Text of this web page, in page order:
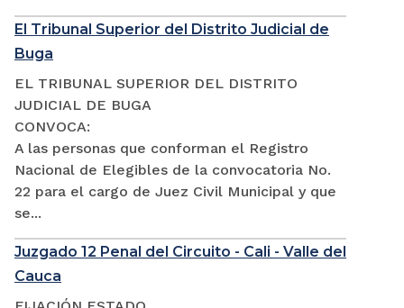
El Tribunal Superior del Distrito Judicial de
Buga
EL TRIBUNAL SUPERIOR DEL DISTRITO
JUDICIAL DE BUGA
CONVOCA:
A las personas que conforman el Registro
Nacional de Elegibles de la convocatoria No.
22 para el cargo de Juez Civil Municipal y que
se...
Juzgado 12 Penal del Circuito - Cali - Valle del
Cauca